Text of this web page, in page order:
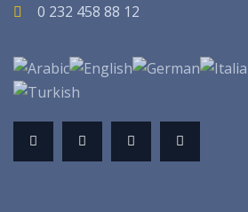
0 232 458 88 12